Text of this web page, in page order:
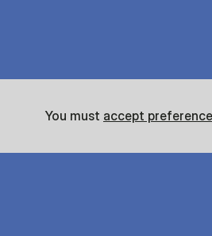
You must accept